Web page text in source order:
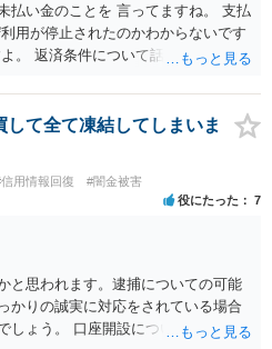
払い金のことを 言ってますね。 支払
用が停止されたのかわからないです
。 返済条件について話し合う事は当
て全て凍結してしまいま
用情報回復 #闇金被害
役にたった 7
と思われます。逮捕についての可能
かりの誠実に対応をされている場合
しょう。 口座開設については銀行等